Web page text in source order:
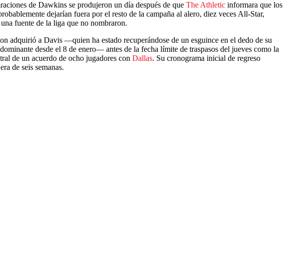
de Dawkins se produjeron un día después de que The Athletic informara que los
dejarían fuera por el resto de la campaña al alero, diez veces All-Star,
fuente de la liga que no nombraron.
adquirió a Davis —quien ha estado recuperándose de un esguince en el dedo de su
desde el 8 de enero— antes de la fecha límite de traspasos del jueves como la
de un acuerdo de ocho jugadores con Dallas. Su cronograma inicial de regreso
de seis semanas.